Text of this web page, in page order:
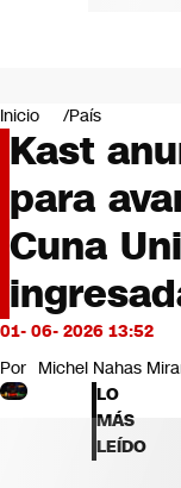
Negocios
Deportes
Programas
Cultura
Servicios
Bits
CNN tiempo
Futuro 360
Inicio País
Kast
para
Cuna
01- 06- 2026 13:52
Por Michel Nahas
LO
MÁS
LEÍDO